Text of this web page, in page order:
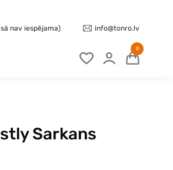
nav iespējama) info@tonro.lv
0
Sarkans